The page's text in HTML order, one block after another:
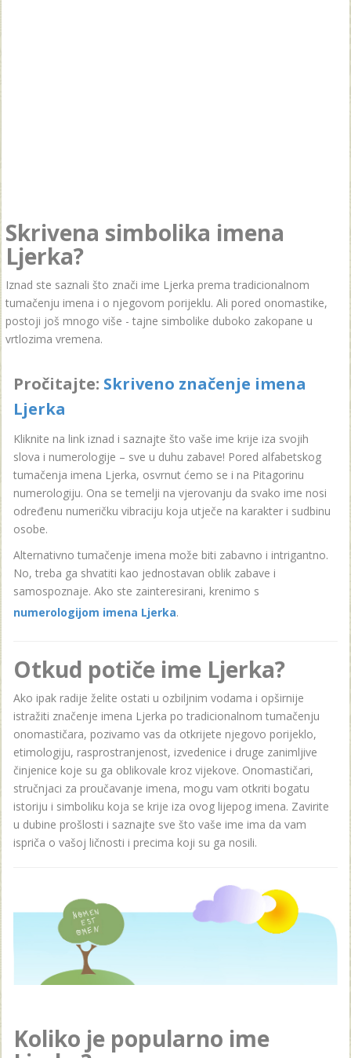
Skrivena simbolika imena
Ljerka?
Iznad ste saznali što znači ime Ljerka prema tradicionalnom
tumačenju imena i o njegovom porijeklu. Ali pored onomastike,
postoji još mnogo više - tajne simbolike duboko zakopane u
vrtlozima vremena.
Pročitajte: Skriveno značenje imena
Ljerka
Kliknite na link iznad i saznajte što vaše ime krije iza svojih
slova i numerologije – sve u duhu zabave! Pored alfabetskog
tumačenja imena Ljerka, osvrnut ćemo se i na Pitagorinu
numerologiju. Ona se temelji na vjerovanju da svako ime nosi
određenu numeričku vibraciju koja utječe na karakter i sudbinu
osobe.
Alternativno tumačenje imena može biti zabavno i intrigantno.
No, treba ga shvatiti kao jednostavan oblik zabave i
samospoznaje. Ako ste zainteresirani, krenimo s
numerologijom imena Ljerka.
Otkud potiče ime Ljerka?
Ako ipak radije želite ostati u ozbiljnim vodama i opširnije
istražiti značenje imena Ljerka po tradicionalnom tumačenju
onomastičara, pozivamo vas da otkrijete njegovo porijeklo,
etimologiju, rasprostranjenost, izvedenice i druge zanimljive
činjenice koje su ga oblikovale kroz vijekove. Onomastičari,
stručnjaci za proučavanje imena, mogu vam otkriti bogatu
istoriju i simboliku koja se krije iza ovog lijepog imena. Zavirite
u dubine prošlosti i saznajte sve što vaše ime ima da vam
ispriča o vašoj ličnosti i precima koji su ga nosili.
Koliko je popularno ime